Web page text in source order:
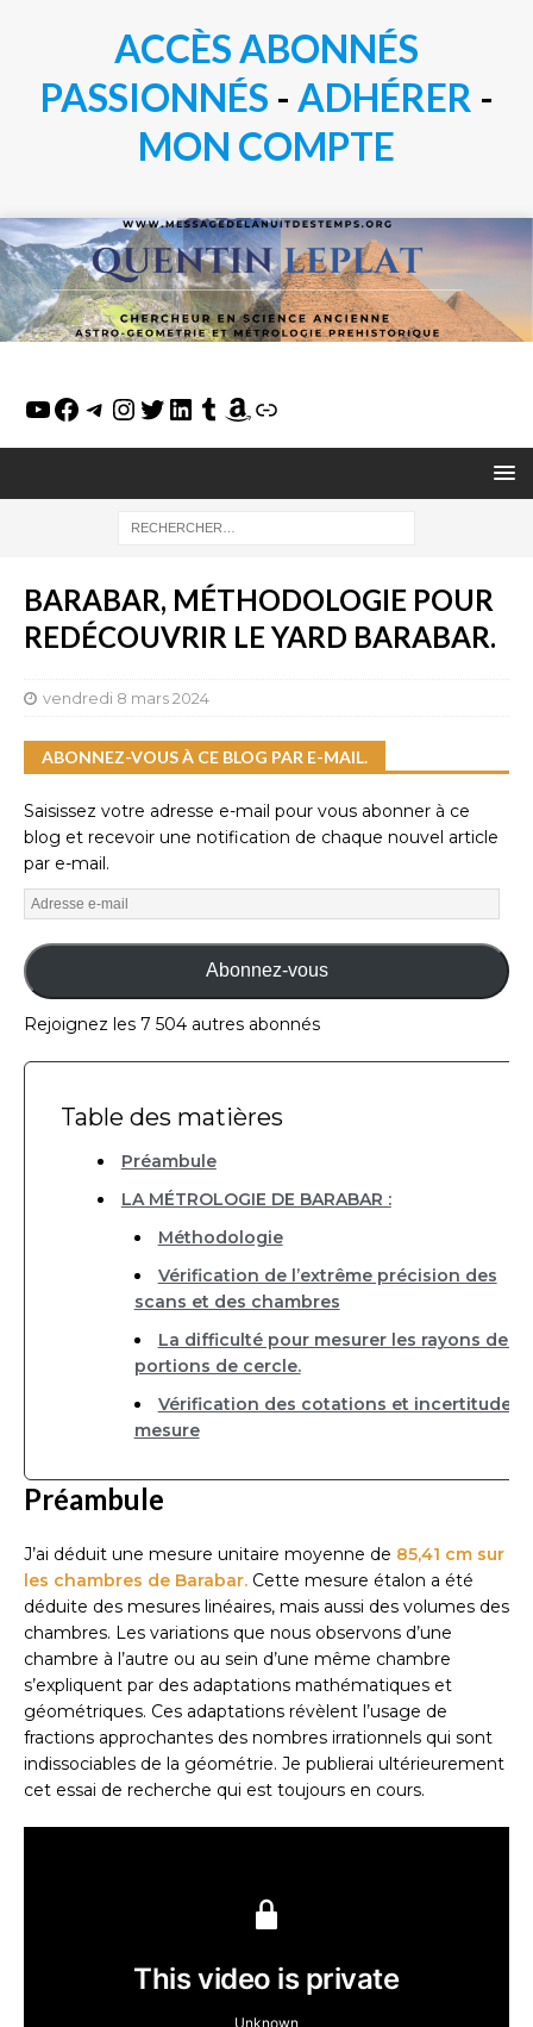
ACCÈS ABONNÉS
PASSIONNÉS - ADHÉRER -
MON COMPTE
BARABAR, MÉTHODOLOGIE POUR
REDÉCOUVRIR LE YARD BARABAR.
vendredi 8 mars 2024
ABONNEZ-VOUS À CE BLOG PAR E-MAIL.
Saisissez votre adresse e-mail pour vous abonner à ce
blog et recevoir une notification de chaque nouvel article
par e-mail.
Abonnez-vous
Rejoignez les 7 504 autres abonnés
Table des matières
Préambule
LA MÉTROLOGIE DE BARABAR :
Méthodologie
Vérification de l’extrême précision des
scans et des chambres
La difficulté pour mesurer les rayons des
portions de cercle.
Vérification des cotations et incertitude
mesure
Préambule
J’ai déduit une mesure unitaire moyenne de 85,41 cm sur
les chambres de Barabar. Cette mesure étalon a été
déduite des mesures linéaires, mais aussi des volumes des
chambres. Les variations que nous observons d’une
chambre à l’autre ou au sein d’une même chambre
s’expliquent par des adaptations mathématiques et
géométriques. Ces adaptations révèlent l’usage de
fractions approchantes des nombres irrationnels qui sont
indissociables de la géométrie. Je publierai ultérieurement
cet essai de recherche qui est toujours en cours.